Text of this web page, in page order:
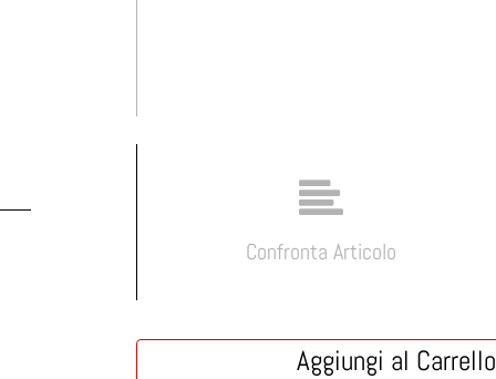
Confronta Articolo
Aggiungi al Carrello